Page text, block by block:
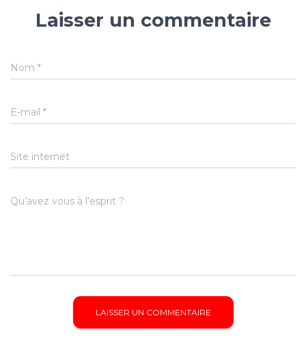
Laisser un commentaire
Nom *
E-mail *
Site internet
Qu’avez vous à l’esprit ?